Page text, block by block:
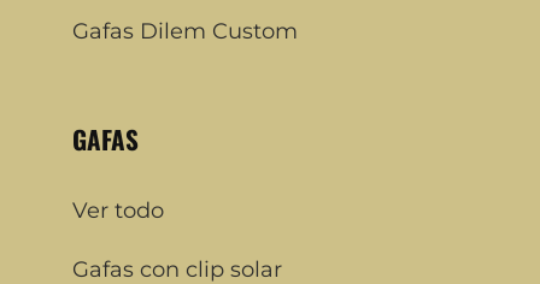
Gafas Dilem Custom
GAFAS
Ver todo
Gafas con clip solar